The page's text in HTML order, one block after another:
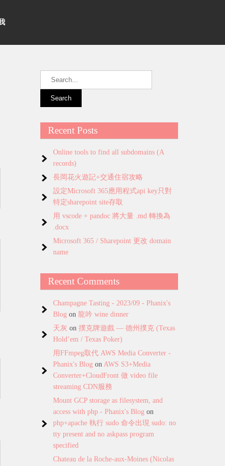
Recent Posts
Online tools to find all subdomains (A
records)
長岡花火遊記+交通住宿攻略
設定Microsoft 365應用程式api key只對
特定sharepoint site存取
用 vscode + pandoc 將大量 .md 轉換為
.docx
Microsoft 365 / Sharepoint 更改 domain
name
Recent Comments
Champagne Tasting - 2023/09 - Phanix's
Blog on 龍吟 wine dinner
天灰 on 撲克牌遊戲 — 德州撲克 (Texas
Hold’em / Texas Poker)
用FFmpeg取代 AWS Media Converter -
Phanix's Blog on AWS S3+Media
Converter+CloudFront 做 video file
streaming CDN服務
Mount GCP storage as filesystem, and
access with php - Phanix's Blog on
php+apache 執行 sudo 命令出現 sudo: no
tty present and no askpass program
specified
Chateau de la Roche-aux-Moines (Nicolas